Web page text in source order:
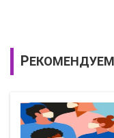
РЕКОМЕНДУЕМ